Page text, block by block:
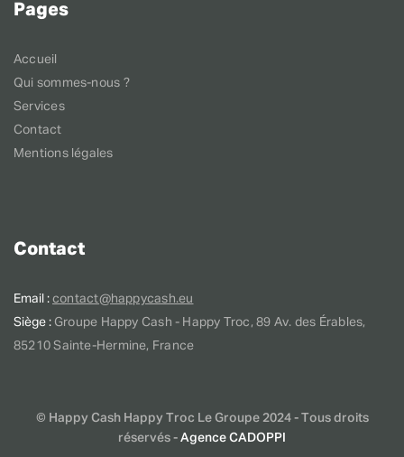
Pages
Accueil
Qui sommes-nous ?
Services
Contact
Mentions légales
Contact
Email : contact@happycash.eu
Siège : Groupe Happy Cash - Happy Troc, 89 Av. des Érables,
85210 Sainte-Hermine, France
© Happy Cash Happy Troc Le Groupe 2024 - Tous droits
réservés - Agence CADOPPI